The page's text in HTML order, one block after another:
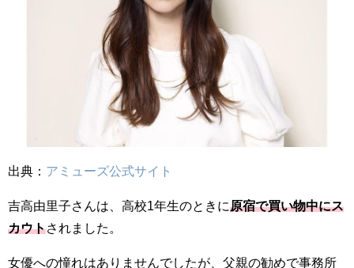
出典： アミューズ公式サイト
吉高由里子さんは、高校1年生のときに原宿で買い物中にス
カウトされました。
女優への憧れはありませんでしたが、父親の勧めで事務所